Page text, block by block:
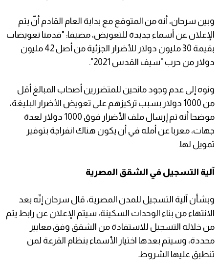
وبين سرحان، أنه من المتوقع مع بداية العام القادم أنّ يتم
الإعلان عن أسماء جديدة للتعويض، مضيفا: "قدمنا تعويضات
بقيمة 30 مليون دولار للأضرار الجزئية من أصل 42 مليون
دولار من حرب "سيف القدس 2021".
ونوه إلى عدم وجود مانحين للمتضررين أصحاب المبالغ أقل
من 1000 دولار بسبب تركيزهم على تعويض الأضرار البليغة،
موضحا أنه تم إرسال ملف الأضرار فوق 1000 دولار لعدة
جهات، معربا عن أمله في أن يكون هناك انفراجة بتوفير
تمويل لها.
آلية التسجيل في الشقق المصرية
وبشأن آلية التسجيل للمدن المصرية، قال سرحان إنّه بعد
الانتهاء من بناء الوحدات السكينة، سيتم الإعلان عن رابط يتم
من خلاله التسجيل للاستفادة من الشقق وفق معايير
محددة، وسيتم بعدها اختيار الأسماء بنظام القرعة لمن
تنطبق عليها الشروط.